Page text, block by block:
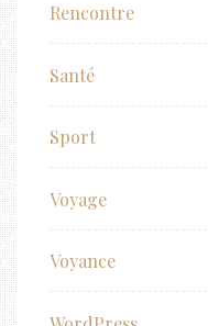
Rencontre
Santé
Sport
Voyage
Voyance